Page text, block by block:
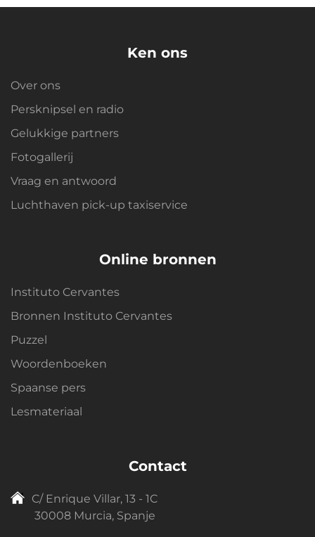
Ken ons
Over ons
Persknipsel en radio
Gelukkige partners
Fotogallerij
Vraag en antwoord
Luchthaven pick-up taxiservice
Online bronnen
Instituto Cervantes
Bronnen Instituto Cervantes
Puzzel
Woordenboeken
Spaanse pers
Lesmateriaal
Contact
C/ Enrique Villar, 13 - 1C
30008 Murcia, Spanje